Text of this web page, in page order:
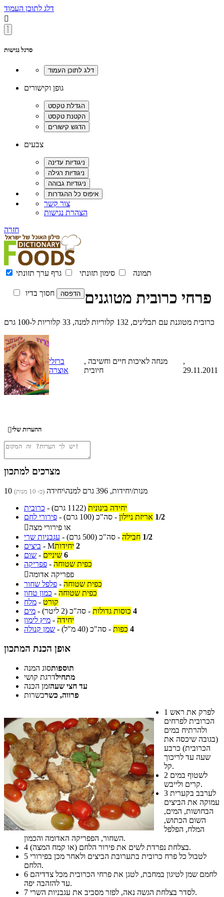
דלג לתוכן העמוד

סרגל נגישות
גופן וקישורים
צבעים
צור קשר
הצהרת נגישות
חזרה
תמונה סימון תזונתי גרף ערך תזונתי
חסוך בדיו פרחי כרובית מטוגנים
כרובית מטוגנת עם תבלינים, 132 קלוריות למנה, 33 קלוריות ל-100 גרם
ברזלי
אוצרה
, מנחה לאיכות חיים וחשיבה
חיובית
,
29.11.2011
ההערות שלי
מצרכים למתכון
10 מנות/יחידות, 396 גרם למנה\יחידה (כ- 10 מנות)
כרובית - יחידה בינונית (1122 גרם)
פירורי לחם - 1/2 אריזת ניילון - סה"כ (100 גרם)
או פירורי מצה
עגבניות שרי - 1/2 חבילה - סה"כ (500 גרם)
ביצים - 2 יחידותM
שום - 6 שיניים
פפריקה - כפית שטוחה
פפריקה אדומה
פלפל שחור - כפית שטוחה
כמון טחון - כפית שטוחה
מלח - קורט
מים - 4 כוסות גדולות - סה"כ (2 ליטר)
מיץ לימון - יחידה
שמן קנולה - 4 כפות - סה"כ (40 מ"ל)
אופן הכנת המתכון
תוספותסוג המנה
מתחילדרגת קושי
עד חצי שעהזמן הכנה
פרווה, כשרכשרות
1
הכרובית לפרחים
ולהרתיח במים
(בגובה שיכסה את
הכרובית) כרבע
שעה עד לריכוך
קל.
2
קרים ולייבש.
3
עמוקה את הביצים
הבחושות, המים,
השום הכתוש,
המלח, הפלפל
השחור, הפפריקה האדומה והכמון.
4
בצלחת נפרדת לשים את פירור הלחם (או קמח המצה).
5
הלחם.
6
עד להזהבה יפה.
7
לסדר בצלחת הגשה נאה, לפזר מסביב את עגבניות השרי.